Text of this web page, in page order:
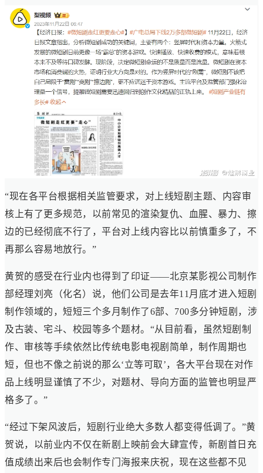
“现在各平台根据相关监管要求，对上线短剧主题、内容审
核上有了更多规范，以前常见的渲染复仇、血腥、暴力、擦
边的已经彻底不行了，平台对上线内容比以前慎重多了，不
再那么容易地放行。”
黄贺的感受在行业内也得到了印证——北京某影视公司制作
部经理刘亮（化名）说，他们公司是去年11月底才进入短剧
制作领域的，短短三个多月制作了6部、700多分钟短剧，涉
及古装、宅斗、校园等多个题材。“从目前看，虽然短剧制
作、审核等手续依然比传统电影电视剧简单，制作周期也
短，但也不像之前说的那么‘立等可取’，各大平台现在对作
品上线明显谨慎了不少，对题材、导向方面的监管也明显严
格多了。”
“经过下架风波后，短剧行业绝大多数人都变得低调了。”黄
贺说，以前业内不仅在新剧上映前会大肆宣传，新剧首日充
值成绩出来后也会制作专门海报来庆祝，现在这些都不见